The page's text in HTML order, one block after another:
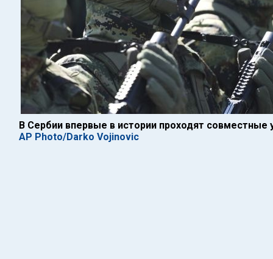
В Сербии впервые в истории проходят совместные
AP Photo/Darko Vojinovic